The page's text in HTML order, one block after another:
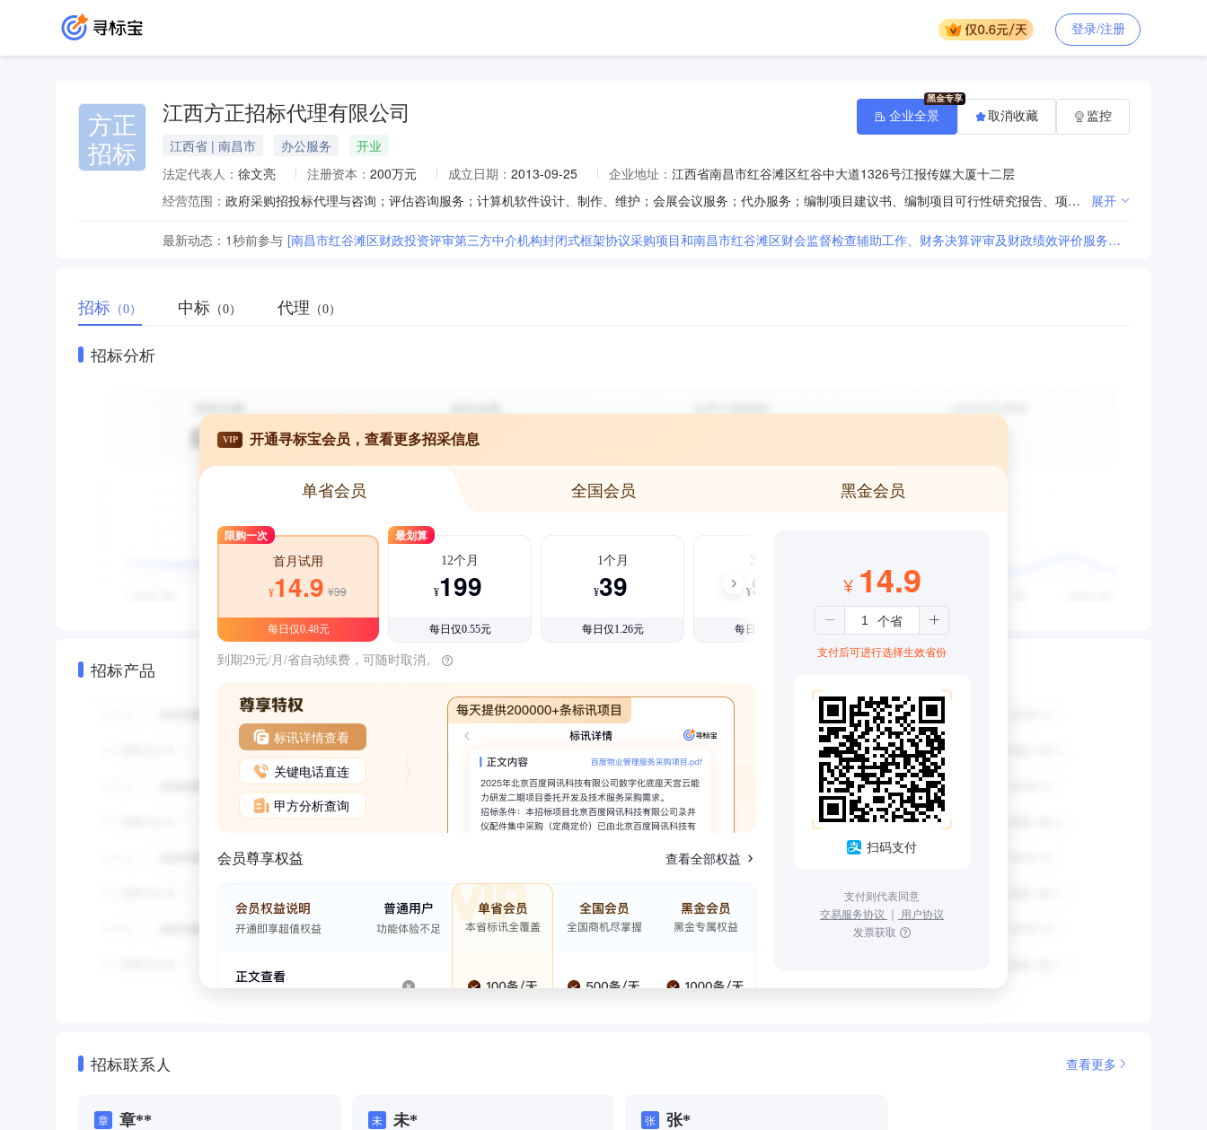
登录/注册
方正
招标
江西方正招标代理有限公司
江西省 | 南昌市 办公服务
开业
法定代表人： 徐文亮 注册资本： 200万元 成立日期： 2013-09-25 企业地址： 江西省南昌市红谷滩区红谷中大道1326号江报传媒大厦十二层
经营范围：
政府采购招投标代理与咨询；评估咨询服务；计算机软件设计、制作、维护；会展会议服务；代办服务；编制项目建议书、编制项目可行性研究报告、项目申请报告、资金申请报告；市场经济信息咨询服务；企业形象策划；工商登记代理；产权经纪；工程招标代理及咨询；工程造价咨询；工程审计咨询服务；其他工程项目管理服务；其他国内贸易；建材批发；房屋建筑工程；市政工程；水利工程；弱电工程；轻型钢结构工程专项设计服务；园林绿化工程施工；河湖治理及防洪设施工程建筑；室内装饰设计服务；城市照明设施管理服务；环保工程施工；管道工程建筑；电力工程施工；体育场地设施工程施工；建筑智能化工程；建筑幕墙装饰和装修；其他机械与设备经营租赁。（依法须经批准的项目,经相关部门批准后方可开展经营活动） 展开
最新动态： 1秒前参与 [南昌市红谷滩区财政投资评审第三方中介机构封闭式框架协议采购项目和南昌市红谷滩区财会监督检查辅助工作、财务决算评审及财政绩效评价服务第三方中介机构封闭式框架协议采购项目澄清公告(第一次)]
企业全景 取消收藏 监控
招标 （0） 中标 （0） 代理 （0）
招标分析
招标产品
VIP 开通寻标宝会员，查看更多招采信息
单省会员 全国会员 黑金会员
限购一次
首月试用
¥14.9 ¥39
每日仅0.48元
最划算
12个月
¥199
每日仅0.55元
1个月
¥39
每日仅1.26元
3个月
¥99
每日仅1.08元
到期29元/月/省自动续费，可随时取消。
标讯详情查看
关键电话直连
甲方分析查询
会员尊享权益 查看全部权益
¥ 14.9
支付后可进行选择生效省份
扫码支付
支付则代表同意
交易服务协议 ｜ 用户协议
发票获取
招标联系人 查看更多
章 章** 未 未* 张 张*